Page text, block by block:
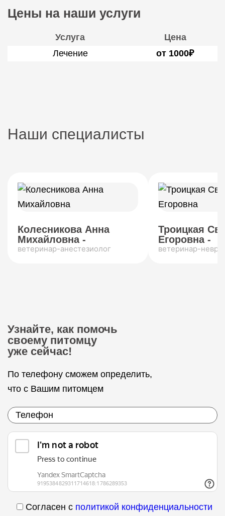
Цены на наши услуги
Услуга
Цена
Лечение
от 1000₽
Наши специалисты
Колесникова Анна
Михайловна -
ветеринар-анестезиолог
Троицкая
Егоровна -
ветеринар-
Узнайте, как помочь
своему питомцу
уже сейчас!
По телефону сможем определить,
что с Вашим питомцем
Согласен с политикой конфиденциальности